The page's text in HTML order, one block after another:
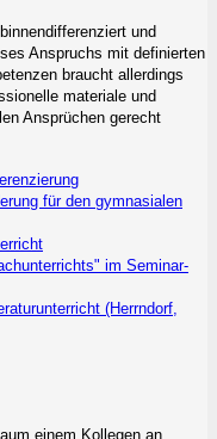
und
Anspruchs mit definierten
braucht allerdings
materiale und
Ansprüchen gerecht
für den gymnasialen
im Seminar-
(Herrndorf,
einem Kollegen an